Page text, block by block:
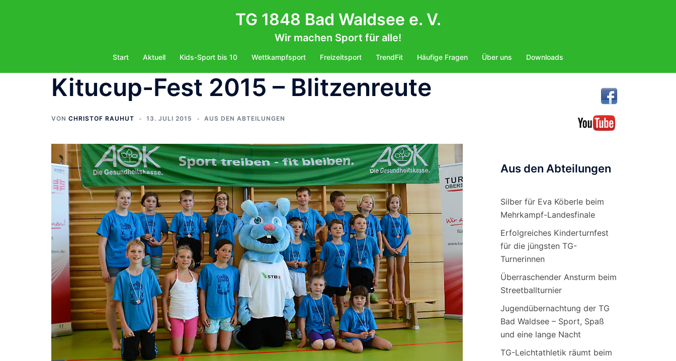
TG 1848 Bad Waldsee e. V.
Wir machen Sport für alle!
Start Aktuell Kids-Sport bis 10 Wettkampfsport Freizeitsport TrendFit Häufige Fragen Über uns Downloads
Kitucup-Fest 2015 – Blitzenreute
VON CHRISTOF RAUHUT 13. JULI 2015 AUS DEN ABTEILUNGEN
Aus den Abteilungen
Silber für Eva Köberle beim
Mehrkampf-Landesfinale
Erfolgreiches Kinderturnfest
für die jüngsten TG-
Turnerinnen
Überraschender Ansturm beim
Streetballturnier
Jugendübernachtung der TG
Bad Waldsee – Sport, Spaß
und eine lange Nacht
TG-Leichtathletik räumt beim